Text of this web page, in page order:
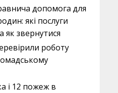
допомога для
які послуги
звернутися
роботу
і 12 пожеж в